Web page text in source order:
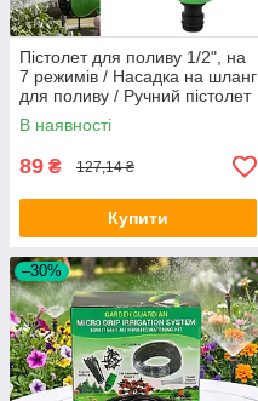
Пістолет для поливу 1/2", на
7 режимів / Насадка на шланг
для поливу / Ручний пістолет
розпилювач
В наявності
89 ₴ 127,14 ₴
Купити
–30%